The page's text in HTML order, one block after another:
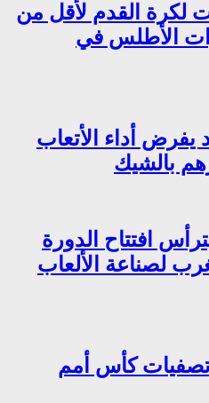
لكرة القدم لأقل من
الأطلس في
يفرض أداء الأتعاب
افتتاح الدورة
لصناعة الألعاب
تصفيات كأس أمم